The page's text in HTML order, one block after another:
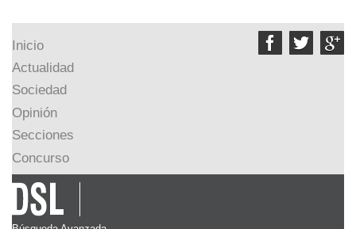
  
Inicio
Actualidad
Sociedad
Opinión
Secciones
Concurso